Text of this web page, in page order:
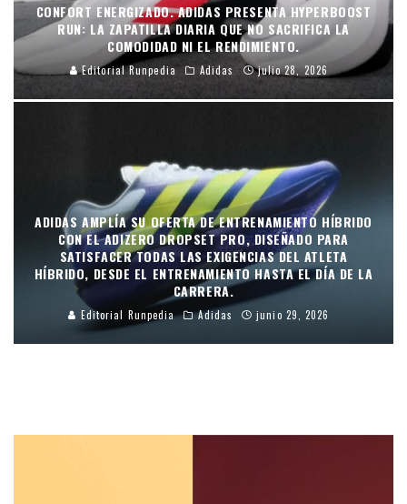
CONFORT ENERGIZADO. ADIDAS PRESENTA HYPERBOOST
RUN: LA ZAPATILLA DIARIA QUE NO SACRIFICA LA
COMODIDAD NI EL RENDIMIENTO.
Editorial Runpedia Adidas julio 28, 2026
ADIDAS AMPLÍA SU OFERTA DE ENTRENAMIENTO HÍBRIDO
CON EL ADIZERO DROPSET PRO, DISEÑADO PARA
SATISFACER TODAS LAS EXIGENCIAS DEL ATLETA
HÍBRIDO, DESDE EL ENTRENAMIENTO HASTA EL DÍA DE LA
CARRERA.
Editorial Runpedia Adidas junio 29, 2026